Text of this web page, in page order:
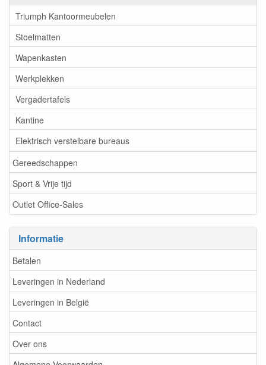
Triumph Kantoormeubelen
Stoelmatten
Wapenkasten
Werkplekken
Vergadertafels
Kantine
Elektrisch verstelbare bureaus
Gereedschappen
Sport & Vrije tijd
Outlet Office-Sales
Informatie
Betalen
Leveringen in Nederland
Leveringen in België
Contact
Over ons